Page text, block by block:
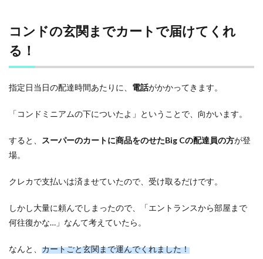
コンドの玄関までカートで届けてくれ
る！
指定日当日の配達時間あたりに、 電話がかかってきます。
「コンドミニアムの下についたよ」ということで、向かいます。
すると、 スーパーのカートに商品をのせたBig Cの配達員の方が登
場。
クレカで支払いは済ませていたので、受け取るだけです。
しかし大量に頼んでしまったので、「エントランスから部屋まで
何往復かな…」なんて考えていたら。
なんと、 カートごと玄関まで運んでくれました！